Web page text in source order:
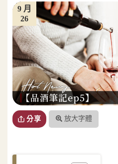
26
9 月
分享 放大字體